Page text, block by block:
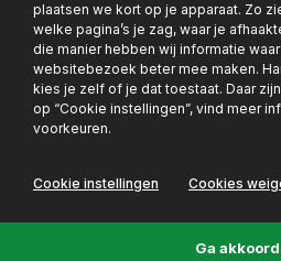
Privacy policy
plaatsen we kort op je apparaat. Zo
welke pagina’s je zag, waar je
die manier hebben wij informatie
websitebezoek beter mee maken.
kies je zelf of je dat toestaat. Daar
op “Cookie instellingen”, vind meer
voorkeuren.
Cookie instellingen Cookies
Ga akkoord